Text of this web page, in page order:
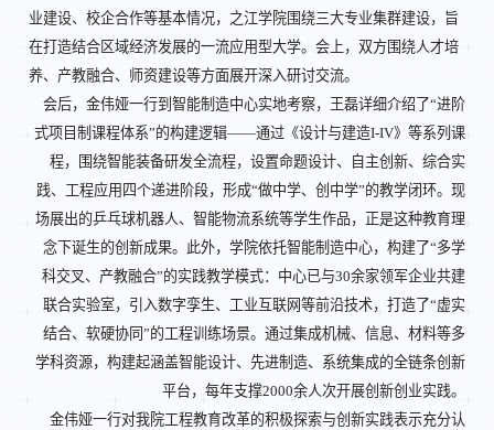
业建设、校企合作等基本情况，之江学院围绕三大专业集群建设，旨
在打造结合区域经济发展的一流应用型大学。会上，双方围绕人才培
养、产教融合、师资建设等方面展开深入研讨交流。
会后，金伟娅一行到智能制造中心实地考察，王磊详细介绍了“进阶
式项目制课程体系”的构建逻辑——通过《设计与建造I-IV》等系列课
程，围绕智能装备研发全流程，设置命题设计、自主创新、综合实
践、工程应用四个递进阶段，形成“做中学、创中学”的教学闭环。现
场展出的乒乓球机器人、智能物流系统等学生作品，正是这种教育理
念下诞生的创新成果。此外，学院依托智能制造中心，构建了“多学
科交叉、产教融合”的实践教学模式：中心已与30余家领军企业共建
联合实验室，引入数字孪生、工业互联网等前沿技术，打造了“虚实
结合、软硬协同”的工程训练场景。通过集成机械、信息、材料等多
学科资源，构建起涵盖智能设计、先进制造、系统集成的全链条创新
平台，每年支撑2000余人次开展创新创业实践。
金伟娅一行对我院工程教育改革的积极探索与创新实践表示充分认